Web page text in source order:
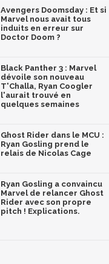
Avengers Doomsday : Et si
Marvel nous avait tous
induits en erreur sur
Doctor Doom ?
Black Panther 3 : Marvel
dévoile son nouveau
T'Challa, Ryan Coogler
l'aurait trouvé en
quelques semaines
Ghost Rider dans le MCU :
Ryan Gosling prend le
relais de Nicolas Cage
Ryan Gosling a convaincu
Marvel de relancer Ghost
Rider avec son propre
pitch ! Explications.